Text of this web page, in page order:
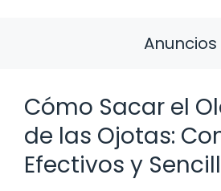
Anuncios
Cómo Sacar el
de las Ojotas:
Efectivos y